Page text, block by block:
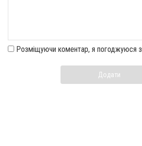
Розміщуючи коментар, я погоджуюся з
Додати